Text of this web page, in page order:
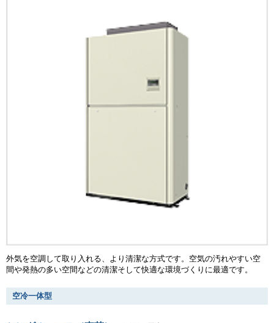
外気を空調して取り入れる、より清潔な方式です。空気の汚れやすい空
間や発熱の多い空間などの清潔そして快適な環境づくりに最適です。
空冷一体型